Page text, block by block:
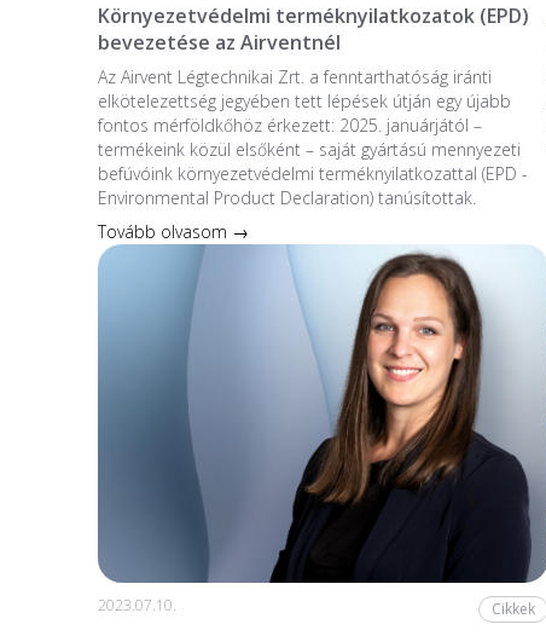
Környezetvédelmi terméknyilatkozatok (EPD)
bevezetése az Airventnél
Az Airvent Légtechnikai Zrt. a fenntarthatóság iránti
elkötelezettség jegyében tett lépések útján egy újabb
fontos mérföldkőhöz érkezett: 2025. januárjától –
termékeink közül elsőként – saját gyártású mennyezeti
befúvóink környezetvédelmi terméknyilatkozattal (EPD -
Environmental Product Declaration) tanúsítottak.
Tovább olvasom →
2023.07.10. Cikkek